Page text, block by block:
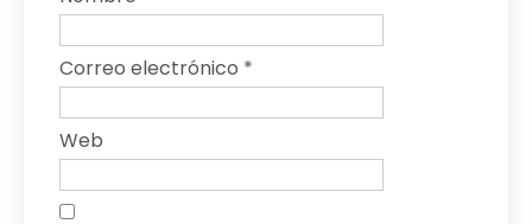
Correo electrónico *
Web